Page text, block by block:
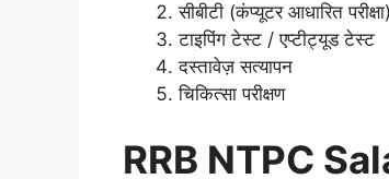
सीबीटी (कंप्यूटर आधारित
टाइपिंग टेस्ट / एप्टीट्यूड टेस्ट
दस्तावेज़ सत्यापन
चिकित्सा परीक्षण
RRB NTPC